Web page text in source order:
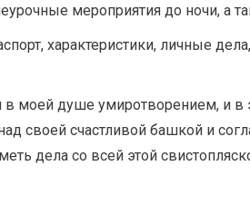
мероприятия до ночи, а
характеристики, личные
в моей душе умиротворением, и
своей счастливой башкой и
дела со всей этой